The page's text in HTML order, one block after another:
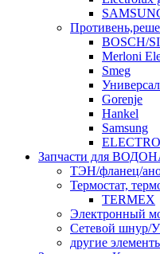
BOSCH/
Merloni
Smeg
Gorenje
Hankel
Samsung
Запчасти для
ТЭН/фланец/
Термостат,
TERMEX
Электронный
Сетевой шнур/
другие